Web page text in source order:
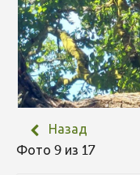
Назад
Фото 9 из 17